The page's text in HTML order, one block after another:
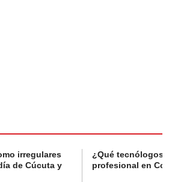
irregulares
de Cúcuta y
¿Qué tecnólogos
profesional en